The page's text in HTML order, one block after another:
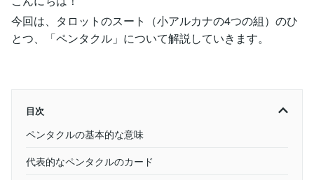
今回は、タロットのスート（小アルカナの4つの組）のひ
とつ、「ペンタクル」について解説していきます。
目次
ペンタクルの基本的な意味
代表的なペンタクルのカード